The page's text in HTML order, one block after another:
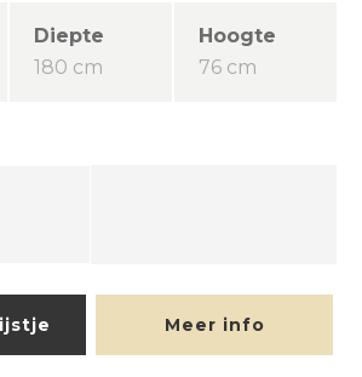
Diepte
180 cm
Hoogte
76 cm
Meer info